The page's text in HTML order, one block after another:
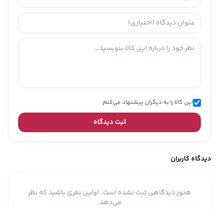
این کالا را به دیگران پیشنهاد می‌کنم
ثبت دیدگاه
دیدگاه کاربران
هنوز دیدگاهی ثبت نشده است. اولین نفری باشید که نظر
می‌دهد.